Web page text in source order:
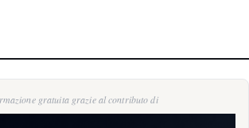
gratuita grazie al contributo di